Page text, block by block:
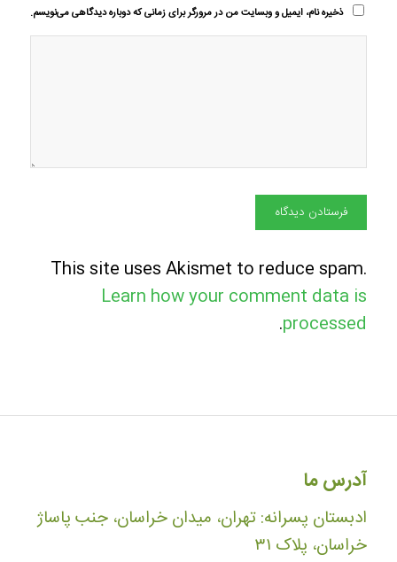
ذخیره نام، ایمیل و وبسایت من در مرورگر برای زمانی که دوباره دیدگاهی می‌نویسم.
This site uses Akismet to reduce spam.
Learn how your comment data is
processed
.
آدرس ما
ادبستان پسرانه: تهران، میدان خراسان، جنب پاساژ
خراسان، پلاک ۳۱